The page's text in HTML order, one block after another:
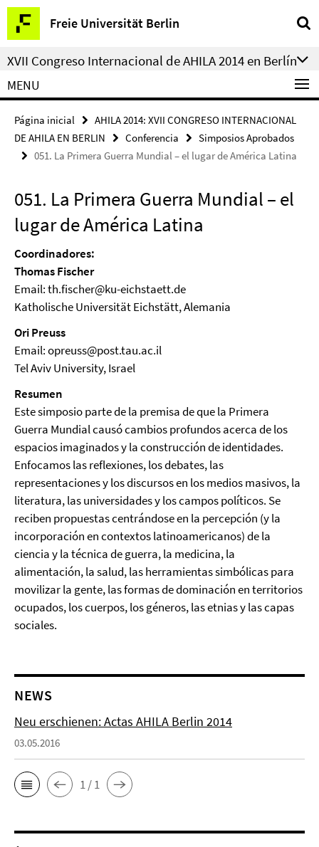
Springe
direkt
zu
Inhalt
Freie Universität Berlin
Herramientas
de
navegación
XVII Congreso Internacional de AHILA 2014 en Berlín
MENU
Página inicial
AHILA 2014: XVII CONGRESO INTERNACIONAL
DE AHILA EN BERLIN
Conferencia
Simposios Aprobados
051. La Primera Guerra Mundial – el lugar de América Latina
051. La Primera Guerra Mundial – el
lugar de América Latina
Coordinadores:
Thomas Fischer
Email: th.fischer@ku-eichstaett.de
Katholische Universität Eichstätt, Alemania
Ori Preuss
Email: opreuss@post.tau.ac.il
Tel Aviv University, Israel
Resumen
Este simposio parte de la premisa de que la Primera
Guerra Mundial causó cambios profundos acerca de los
espacios imaginados y la construcción de identidades.
Enfocamos las reflexiones, los debates, las
representaciones y los discursos en los medios masivos, la
literatura, las universidades y los campos políticos. Se
reciben propuestas centrándose en la percepción (y la
incorporación en contextos latinoamericanos) de la
ciencia y la técnica de guerra, la medicina, la
alimentación, la salud, las herramientas simbólicas para
movilizar la gente, las formas de dominación en territorios
ocupados, los cuerpos, los géneros, las etnias y las capas
sociales.
NEWS
Neu erschienen: Actas AHILA Berlin 2014
03.05.2016
1 / 1